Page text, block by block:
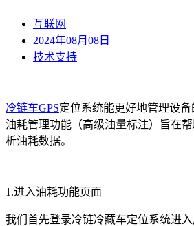
互联网
2024年08月08日
技术支持
冷链车GPS定位系统能更好地管理设
油耗管理功能（高级油量标注）旨在
析油耗数据。
1.进入油耗功能页面
我们首先登录冷链冷藏车定位系统进